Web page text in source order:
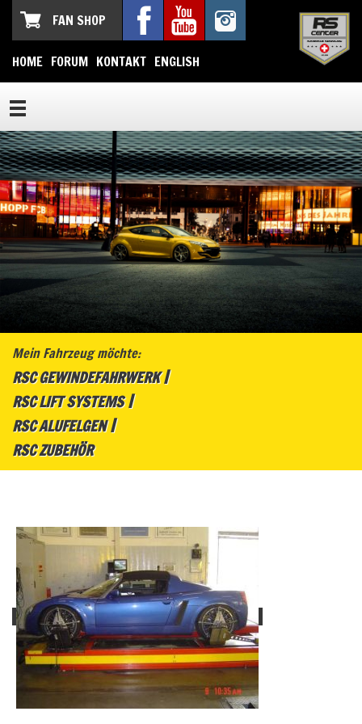
FAN SHOP
HOME FORUM KONTAKT ENGLISH
Mein Fahrzeug möchte:
RSC GEWINDEFAHRWERK
RSC LIFT SYSTEMS
RSC ALUFELGEN
RSC ZUBEHÖR